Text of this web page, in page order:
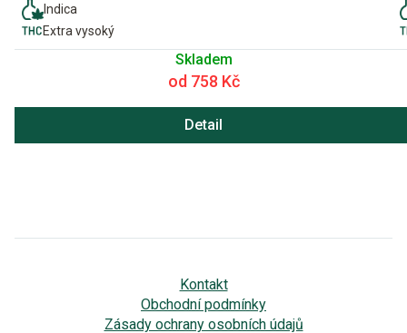
Indica
Extra vysoký
Skladem
od 758 Kč
Detail
Kontakt
Obchodní podmínky
Zásady ochrany osobních údajů